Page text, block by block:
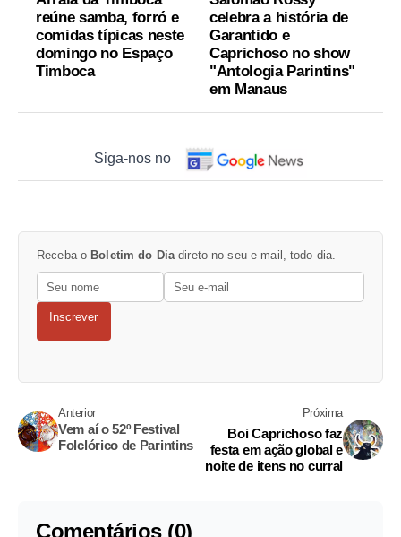
reúne samba, forró e
comidas típicas neste
domingo no Espaço
Timboca
celebra a história de
Garantido e
Caprichoso no show
"Antologia Parintins"
em Manaus
Siga-nos no
Receba o Boletim do Dia direto no seu e-mail, todo dia.
Inscrever
Anterior
Vem aí o 52º Festival
Folclórico de Parintins
Próxima
Boi Caprichoso faz
festa em ação global e
noite de itens no curral
Comentários (0)